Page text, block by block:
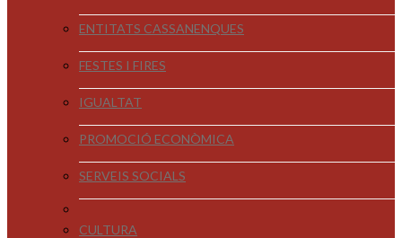
ENTITATS CASSANENQUES
FESTES I FIRES
IGUALTAT
PROMOCIÓ ECONÒMICA
SERVEIS SOCIALS
CULTURA